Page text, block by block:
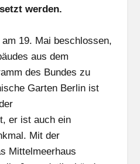
werden.
19. Mai beschlossen,
aus dem
des Bundes zu
Garten Berlin ist
er ist auch ein
Mit der
Mittelmeerhaus